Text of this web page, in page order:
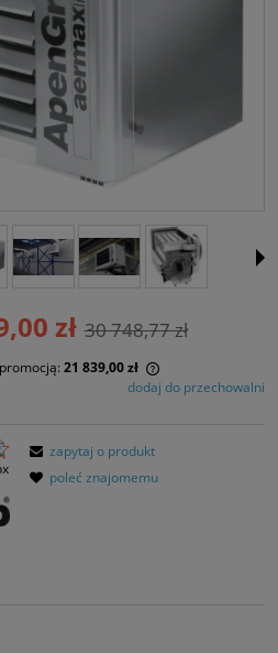
zł 30 748,77 zł
21 839,00 zł
Jeżeli produkt
dodaj do przechowalni
zapytaj o produkt
poleć znajomemu